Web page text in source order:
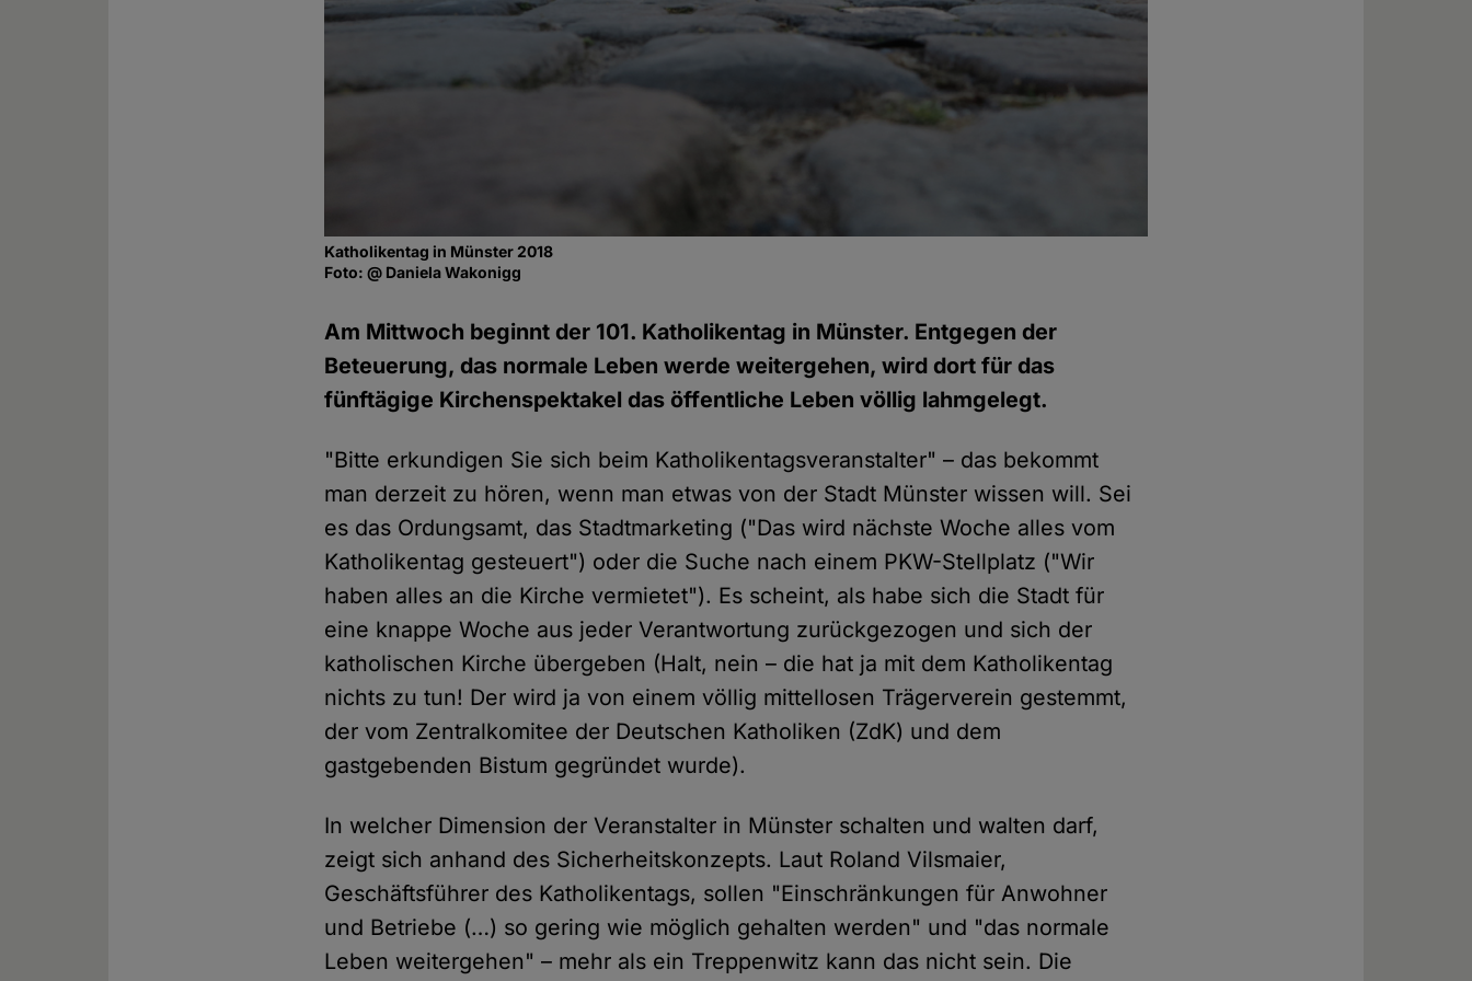
Katholikentag in Münster 2018
Foto: @ Daniela Wakonigg
Am Mittwoch beginnt der 101. Katholikentag in Münster. Entgegen der
Beteuerung, das normale Leben werde weitergehen, wird dort für das
fünftägige Kirchenspektakel das öffentliche Leben völlig lahmgelegt.
"Bitte erkundigen Sie sich beim Katholikentagsveranstalter" – das bekommt
man derzeit zu hören, wenn man etwas von der Stadt Münster wissen will. Sei
es das Ordungsamt, das Stadtmarketing ("Das wird nächste Woche alles vom
Katholikentag gesteuert") oder die Suche nach einem PKW-Stellplatz ("Wir
haben alles an die Kirche vermietet"). Es scheint, als habe sich die Stadt für
eine knappe Woche aus jeder Verantwortung zurückgezogen und sich der
katholischen Kirche übergeben (Halt, nein – die hat ja mit dem Katholikentag
nichts zu tun! Der wird ja von einem völlig mittellosen Trägerverein gestemmt,
der vom Zentralkomitee der Deutschen Katholiken (ZdK) und dem
gastgebenden Bistum gegründet wurde).
In welcher Dimension der Veranstalter in Münster schalten und walten darf,
zeigt sich anhand des Sicherheitskonzepts. Laut Roland Vilsmaier,
Geschäftsführer des Katholikentags, sollen "Einschränkungen für Anwohner
und Betriebe (…) so gering wie möglich gehalten werden" und "das normale
Leben weitergehen" – mehr als ein Treppenwitz kann das nicht sein. Die